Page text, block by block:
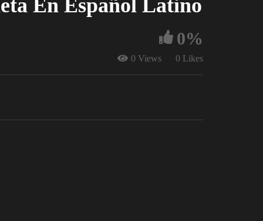
En Español Latino
0%
0 Views 0 Likes